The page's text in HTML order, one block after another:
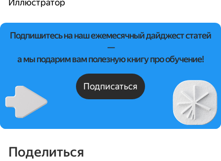
Иллюстратор
Подпишитесь на наш ежемесячный дайджест статей
—
а мы подарим вам полезную книгу про обучение!
Подписаться
Поделиться